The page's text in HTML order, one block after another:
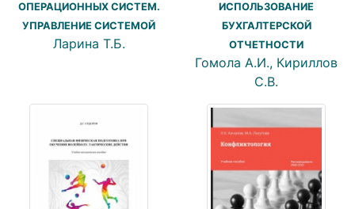
ОПЕРАЦИОННЫХ СИСТЕМ.
УПРАВЛЕНИЕ СИСТЕМОЙ
Ларина Т.Б.
ИСПОЛЬЗОВАНИЕ
БУХГАЛТЕРСКОЙ
ОТЧЕТНОСТИ
Гомола А.И., Кириллов
С.В.